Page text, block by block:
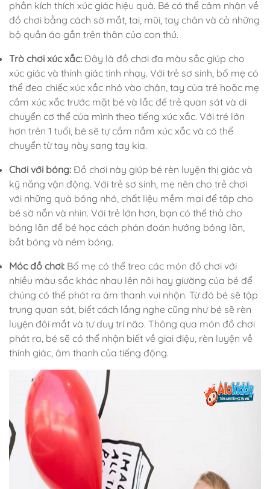
phần kích thích xúc giác hiệu quả. Bé có thể cảm nhận về
đồ chơi bằng cách sờ mắt, tai, mũi, tay chân và cả những
bộ quần áo gắn trên thân của con thú.
Trò chơi xúc xắc: Đây là đồ chơi đa màu sắc giúp cho
xúc giác và thính giác tinh nhạy. Với trẻ sơ sinh, bố mẹ có
thể đeo chiếc xúc xắc nhỏ vào chân, tay của trẻ hoặc mẹ
cầm xúc xắc trước mặt bé và lắc để trẻ quan sát và di
chuyển cơ thể của mình theo tiếng xúc xắc. Với trẻ lớn
hơn trên 1 tuổi, bé sẽ tự cầm nắm xúc xắc và có thể
chuyển từ tay này sang tay kia.
Chơi với bóng: Đồ chơi này giúp bé rèn luyện thị giác và
kỹ năng vận động. Với trẻ sơ sinh, mẹ nên cho trẻ chơi
với những quả bóng nhỏ, chất liệu mềm mại để tập cho
bé sờ nắn và nhìn. Với trẻ lớn hơn, bạn có thể thả cho
bóng lăn để bé học cách phán đoán hướng bóng lăn,
bắt bóng và ném bóng.
Móc đồ chơi: Bố mẹ có thể treo các món đồ chơi với
nhiều màu sắc khác nhau lên nôi hay giường của bé để
chúng có thể phát ra âm thanh vui nhộn. Từ đó bé sẽ tập
trung quan sát, biết cách lắng nghe cũng như bé sẽ rèn
luyện đôi mắt và tư duy trí não. Thông qua món đồ chơi
phát ra, bé sẽ có thể nhận biết về giai điệu, rèn luyện về
thính giác, âm thanh của tiếng động.